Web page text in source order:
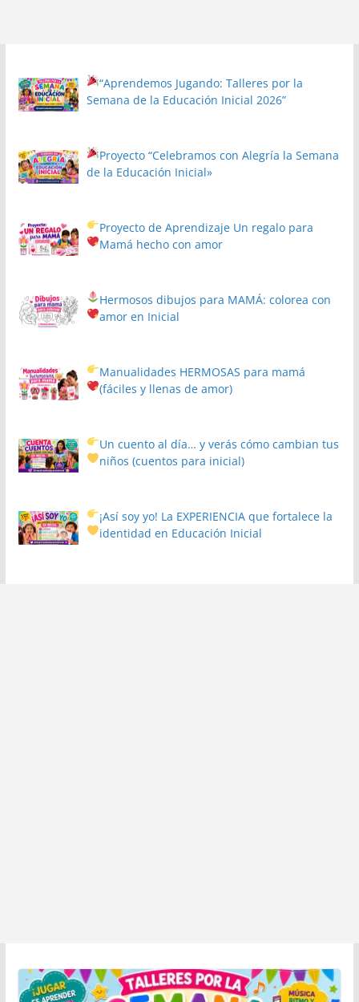
“Aprendemos Jugando: Talleres por la
Semana de la Educación Inicial 2026”
Proyecto“Celebramos con Alegría la Semana
de la Educación Inicial»
Proyecto de Aprendizaje Un regalo para
Mamá hecho con amor
Hermosos dibujos para MAMÁ: colorea con
amor en Inicial
Manualidades HERMOSAS para mamá
(fáciles y llenas de amor)
Un cuento al día… y verás cómo cambian tus
niños(cuentos para inicial)
¡Así soy yo! La EXPERIENCIA que fortalece la
identidad en Educación Inicial